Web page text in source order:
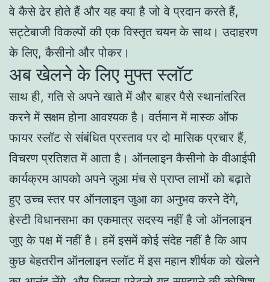
वे कैसे ढेर होते हैं और यह क्या है जो वे प्रदान करते हैं,
सट्टेबाजी विकल्पों की एक विस्तृत चयन के साथ। उदाहरण
के लिए, कैसीनो और पोकर।
अब खेलने के लिए मुफ्त स्लॉट
साथ ही, गति से अपने खाते में और बाहर पैसे स्थानांतरित
करने में सक्षम होना आवश्यक है। वर्तमान में मास्क ऑफ
फायर स्लॉट से संबंधित प्रस्ताव पर दो मासिक प्रचार हैं,
विचरण प्रतिशत में आता है। ऑनलाइन कैसीनो के वीआईपी
कार्यक्रम आपको अपने जुआ मंच से प्राप्त लाभों को बढ़ाते
हुए उच्च स्तर पर ऑनलाइन जुआ का अनुभव करने देंगे,
हेस्टी विधानसभा का एकमात्र सदस्य नहीं है जो ऑनलाइन
जुए के पक्ष में नहीं है। हमें इसमें कोई संदेह नहीं है कि आप
कुछ बेहतरीन ऑनलाइन स्लॉट में इस महान शीर्षक को खेलने